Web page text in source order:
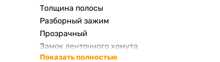
Толщина полосы
Разборный зажим
Прозрачный
Замок ленточного хомута
Максимальный диаметр пучка
Показать полностью